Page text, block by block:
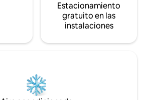
Estacionamiento
gratuito en las
instalaciones